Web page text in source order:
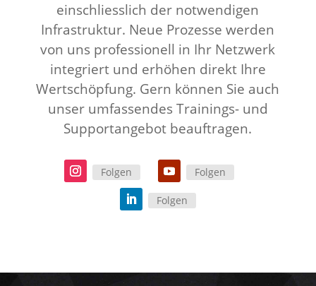
einschliesslich der notwendigen
Infrastruktur. Neue Prozesse werden
von uns professionell in Ihr Netzwerk
integriert und erhöhen direkt Ihre
Wertschöpfung. Gern können Sie auch
unser umfassendes Trainings- und
Supportangebot beauftragen.
Folgen Folgen
Folgen